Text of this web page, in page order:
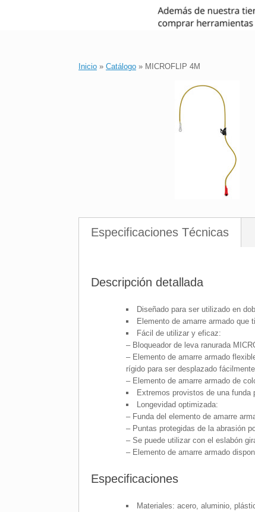
Inicio » Catálogo » MICROFLIP 4M
Especificaciones Técnicas
Descripción detallada
Diseñado para ser utilizado en
Elemento de amarre armado que
Fácil de utilizar y eficaz:
– Bloqueador de leva ranurada
– Elemento de amarre armado
rígido para ser desplazado
– Elemento de amarre armado de
Extremos provistos de una funda
Longevidad optimizada:
– Funda del elemento de amarre
– Puntas protegidas de la abrasión
– Se puede utilizar con el eslabón
– Elemento de amarre armado
Especificaciones
Materiales: acero, aluminio,